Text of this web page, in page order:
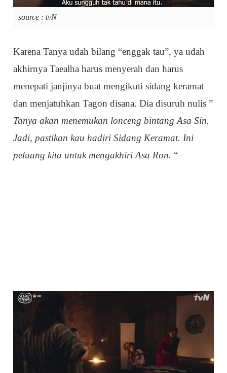
source : tvN
Karena Tanya udah bilang “enggak tau”, ya udah
akhirnya Taealha harus menyerah dan harus
menepati janjinya buat mengikuti sidang keramat
dan menjatuhkan Tagon disana. Dia disuruh nulis ”
Tanya akan menemukan lonceng bintang Asa Sin.
Jadi, pastikan kau hadiri Sidang Keramat. Ini
peluang kita untuk mengakhiri Asa Ron. “